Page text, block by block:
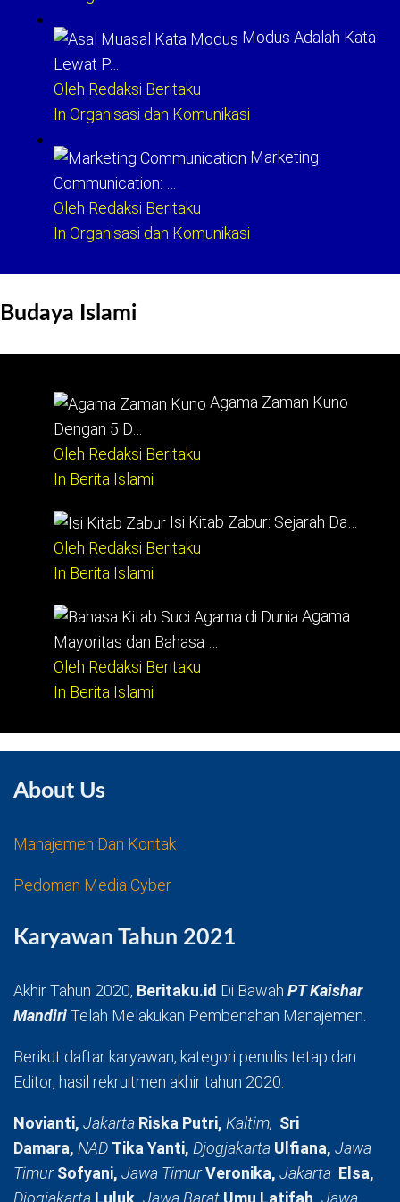
Modus Adalah Kata
Lewat P…
Oleh Redaksi Beritaku
In Organisasi dan Komunikasi
Marketing
Communication: …
Oleh Redaksi Beritaku
In Organisasi dan Komunikasi
Budaya Islami
Agama Zaman Kuno
Dengan 5 D…
Oleh Redaksi Beritaku
In Berita Islami
Isi Kitab Zabur: Sejarah Da…
Oleh Redaksi Beritaku
In Berita Islami
Agama
Mayoritas dan Bahasa …
Oleh Redaksi Beritaku
In Berita Islami
About Us
Manajemen Dan Kontak
Pedoman Media Cyber
Karyawan Tahun 2021
Akhir Tahun 2020, Beritaku.id Di Bawah PT Kaishar
MandiriTelah Melakukan Pembenahan Manajemen.
Berikut daftar karyawan, kategori penulis tetap dan
Editor, hasil rekruitmen akhir tahun 2020:
Novianti, Jakarta Riska Putri, Kaltim, Sri
Damara, NAD Tika Yanti, Djogjakarta Ulfiana, Jawa
TimurSofyani, Jawa TimurVeronika, Jakarta Elsa,
Djogjakarta Luluk, Jawa Barat Umu Latifah, Jawa